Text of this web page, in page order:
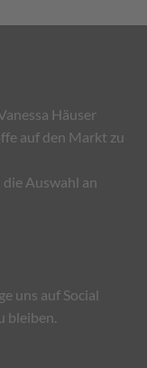
Häuser
auf den Markt zu
Auswahl an
uns auf Social
bleiben.